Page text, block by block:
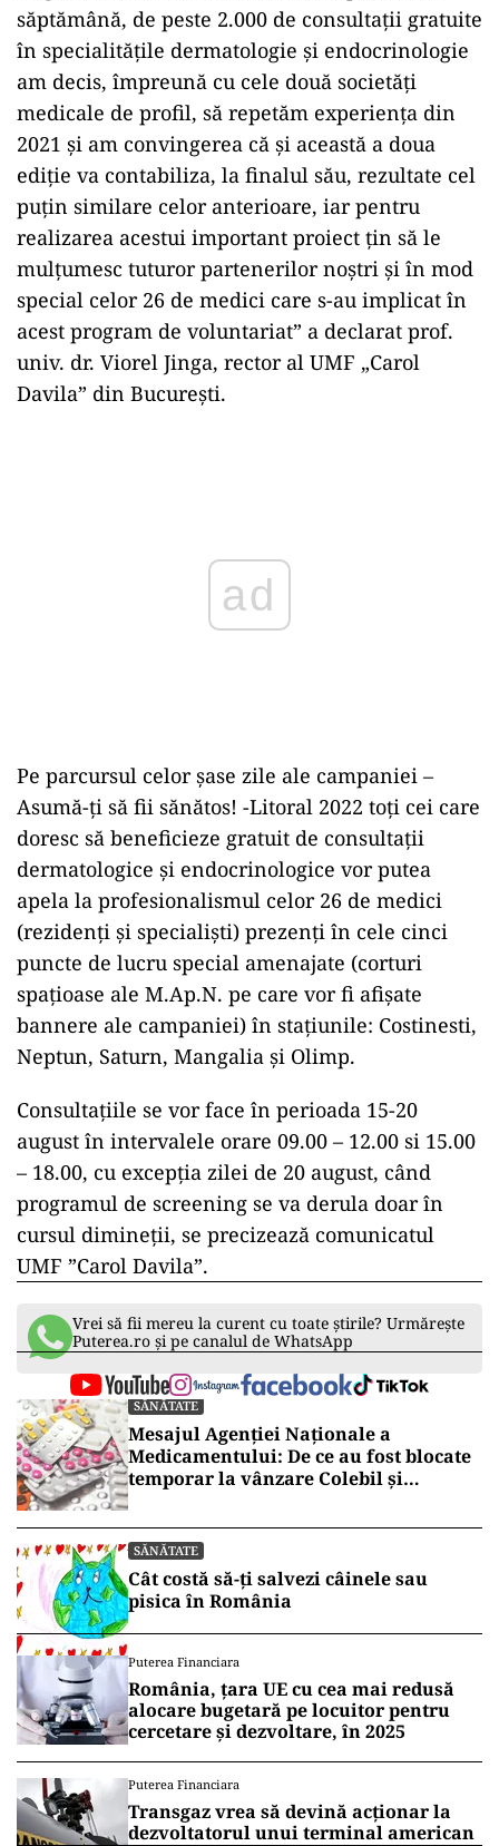
săptămână, de peste 2.000 de consultaţii gratuite
în specialităţile dermatologie şi endocrinologie
am decis, împreună cu cele două societăţi
medicale de profil, să repetăm experienţa din
2021 şi am convingerea că şi această a doua
ediţie va contabiliza, la finalul său, rezultate cel
puţin similare celor anterioare, iar pentru
realizarea acestui important proiect ţin să le
mulţumesc tuturor partenerilor noştri şi în mod
special celor 26 de medici care s-au implicat în
acest program de voluntariat” a declarat prof.
univ. dr. Viorel Jinga, rector al UMF „Carol
Davila” din Bucureşti.
Pe parcursul celor şase zile ale campaniei –
Asumă-ţi să fii sănătos! -Litoral 2022 toţi cei care
doresc să beneficieze gratuit de consultaţii
dermatologice şi endocrinologice vor putea
apela la profesionalismul celor 26 de medici
(rezidenţi şi specialişti) prezenţi în cele cinci
puncte de lucru special amenajate (corturi
spaţioase ale M.Ap.N. pe care vor fi afişate
bannere ale campaniei) în staţiunile: Costinesti,
Neptun, Saturn, Mangalia şi Olimp.
Consultaţiile se vor face în perioada 15-20
august în intervalele orare 09.00 – 12.00 si 15.00
– 18.00, cu excepţia zilei de 20 august, când
programul de screening se va derula doar în
cursul dimineţii, se precizează comunicatul
UMF ”Carol Davila”.
Vrei să fii mereu la curent cu toate știrile? Urmărește
Puterea.ro și pe canalul de WhatsApp
SĂNĂTATE
Mesajul Agenției Naționale a
Medicamentului: De ce au fost blocate
temporar la vânzare Colebil și
SĂNĂTATE
Cât costă să-ți salvezi câinele sau
pisica în România
Puterea Financiara
România, țara UE cu cea mai redusă
alocare bugetară pe locuitor pentru
cercetare și dezvoltare, în 2025
Puterea Financiara
Transgaz vrea să devină acționar la
dezvoltatorul unui terminal american